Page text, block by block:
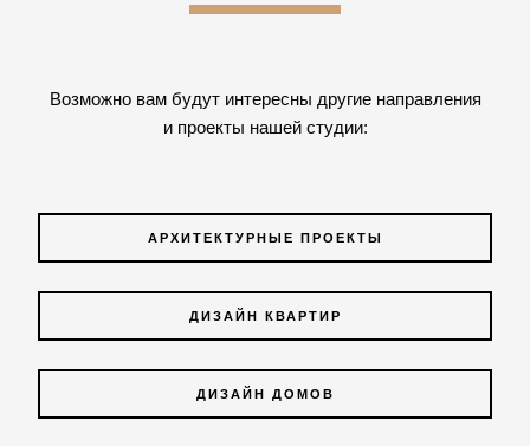
Возможно вам будут интересны другие направления
и проекты нашей студии:
АРХИТЕКТУРНЫЕ ПРОЕКТЫ
ДИЗАЙН КВАРТИР
ДИЗАЙН ДОМОВ